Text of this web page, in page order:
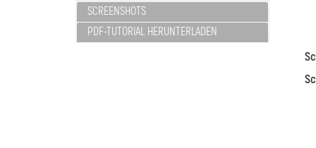
SCREENSHOTS
PDF-TUTORIAL HERUNTERLADEN